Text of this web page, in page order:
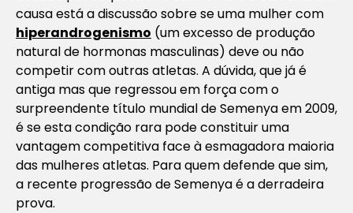
causa está a discussão sobre se uma mulher com
hiperandrogenismo (um excesso de produção
natural de hormonas masculinas) deve ou não
competir com outras atletas. A dúvida, que já é
antiga mas que regressou em força com o
surpreendente título mundial de Semenya em 2009,
é se esta condição rara pode constituir uma
vantagem competitiva face à esmagadora maioria
das mulheres atletas. Para quem defende que sim,
a recente progressão de Semenya é a derradeira
prova.